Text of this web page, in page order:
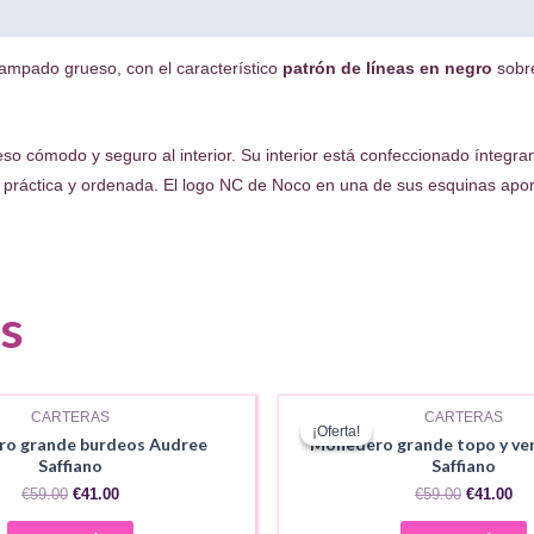
grueso, con el característico patrón de líneas en negro
cómodo y seguro al interior. Su interior está confeccionado
práctica y ordenada. El logo NC de Noco en una de sus esquinas
CARTERAS
grande burdeos Audree
Saffiano
€59.00 El
€41.00El
¡Oferta!
¡Oferta!
CARTERAS
Monedero grande topo y
Saffiano
€59.00 El
€41.00El